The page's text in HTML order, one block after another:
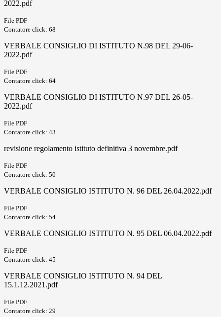
2022.pdf
File PDF
Contatore click: 68
VERBALE CONSIGLIO DI ISTITUTO N.98 DEL 29-06-
2022.pdf
File PDF
Contatore click: 64
VERBALE CONSIGLIO DI ISTITUTO N.97 DEL 26-05-
2022.pdf
File PDF
Contatore click: 43
revisione regolamento istituto definitiva 3 novembre.pdf
File PDF
Contatore click: 50
VERBALE CONSIGLIO ISTITUTO N. 96 DEL 26.04.2022.pdf
File PDF
Contatore click: 54
VERBALE CONSIGLIO ISTITUTO N. 95 DEL 06.04.2022.pdf
File PDF
Contatore click: 45
VERBALE CONSIGLIO ISTITUTO N. 94 DEL
15.1.12.2021.pdf
File PDF
Contatore click: 29